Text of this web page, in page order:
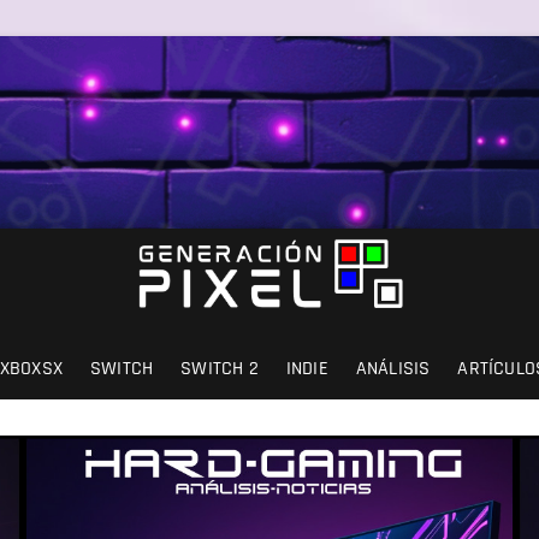
XBOXSX SWITCH SWITCH 2 INDIE ANÁLISIS